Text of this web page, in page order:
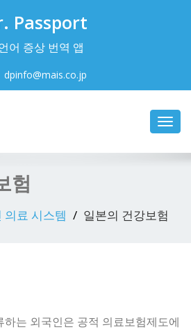
Passport
어 증상 번역 앱
dpinfo@mais.co.jp
험
의료 시스템 일본의 건강보험
는 외국인은 공적 의료보험제도에